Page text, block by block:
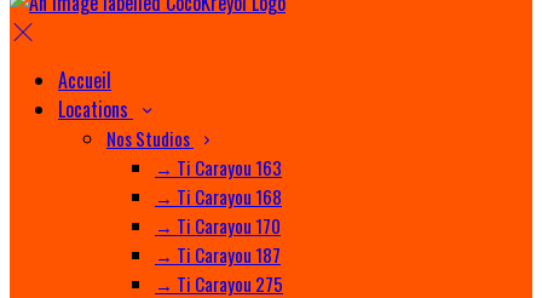
Accueil
Locations
Nos Studios
→ Ti Carayou 163
→ Ti Carayou 168
→ Ti Carayou 170
→ Ti Carayou 187
→ Ti Carayou 275